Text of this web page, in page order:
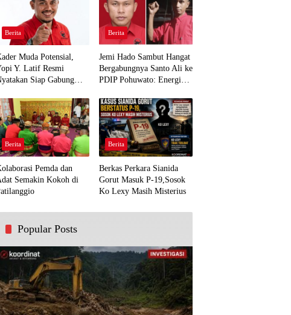
Berita
Muda Potensial,
Y. Latif Resmi
Siap Gabung
Kawal Aspirasi Bumi
Berita
Jemi Hado Sambut Hangat
Bergabungnya Santo Ali ke
PDIP Pohuwato: Energi
Rakyat
Berita
Pemda dan
Semakin Kokoh di
Berita
Berkas Perkara Sianida
Gorut Masuk P-19,Sosok
Ko Lexy Masih Misterius
Popular Posts